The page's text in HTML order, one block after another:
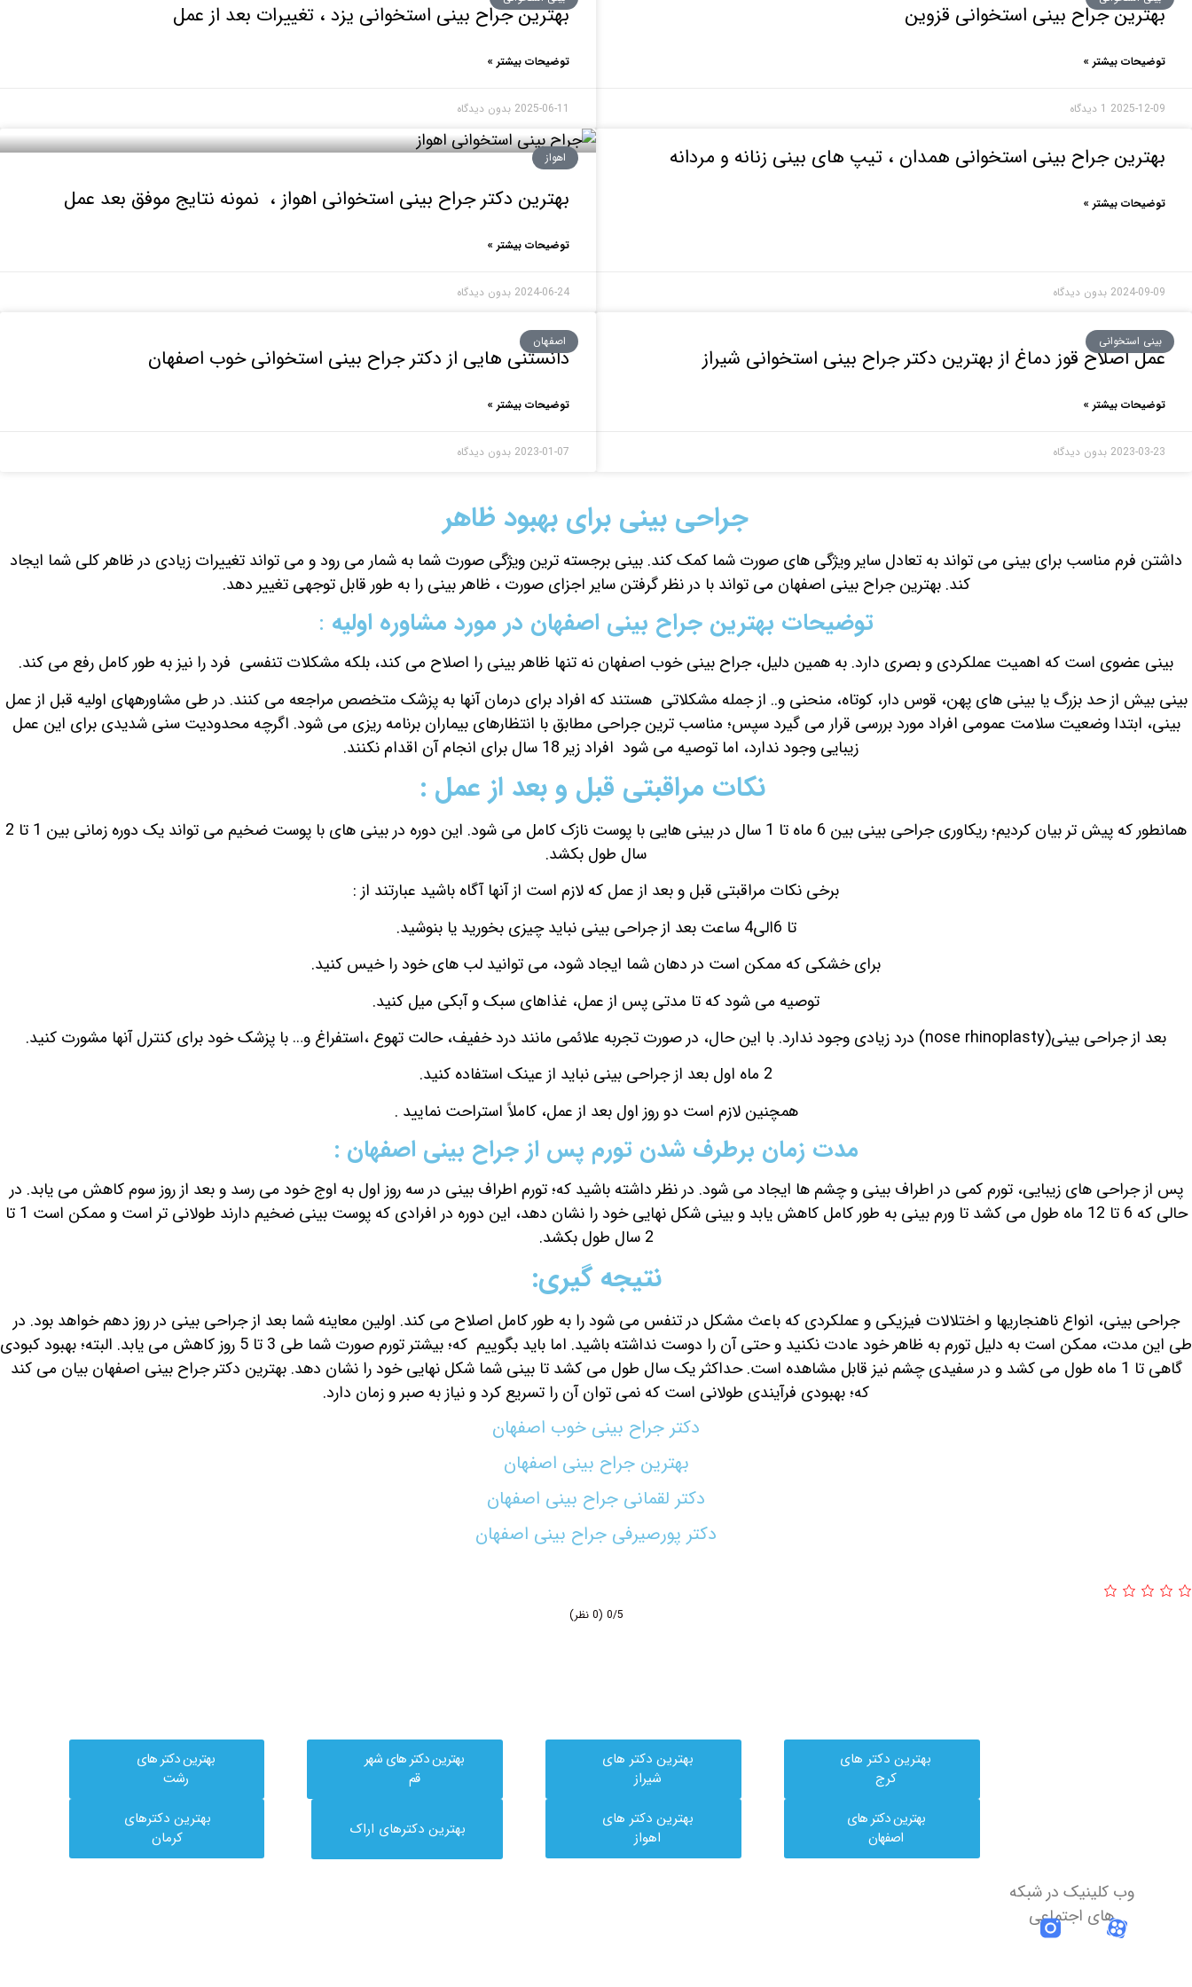
بهترین جراح بینی استخوانی قزوین
توضیحات بیشتر »
2025-12-09 1 دیدگاه
بهترین جراح بینی استخوانی یزد ، تغییرات بعد از عمل
توضیحات بیشتر »
2025-06-11 بدون دیدگاه
بهترین جراح بینی استخوانی همدان ، تیپ های بینی زنانه و مردانه
توضیحات بیشتر »
2024-09-09 بدون دیدگاه
اهواز
بهترین دکتر جراح بینی استخوانی اهواز ، نمونه نتایج موفق بعد عمل
توضیحات بیشتر »
2024-06-24 بدون دیدگاه
بینی استخوانی
عمل اصلاح قوز دماغ از بهترین دکتر جراح بینی استخوانی شیراز
توضیحات بیشتر »
2023-03-23 بدون دیدگاه
اصفهان
دانستنی هایی از دکتر جراح بینی استخوانی خوب اصفهان
توضیحات بیشتر »
2023-01-07 بدون دیدگاه
جراحی بینی برای بهبود ظاهر
داشتن فرم مناسب برای بینی می تواند به تعادل سایر ویژگی های صورت شما کمک کند. بینی برجسته ترین ویژگی صورت شما به شمار می رود و می تواند تغییرات زیادی در ظاهر کلی شما ایجاد
کند. بهترین جراح بینی اصفهان می تواند با در نظر گرفتن سایر اجزای صورت ، ظاهر بینی را به طور قابل توجهی تغییر دهد.
توضیحات بهترین جراح بینی اصفهان در مورد مشاوره اولیه :
بینی عضوی است که اهمیت عملکردی و بصری دارد. به همین دلیل، جراح بینی خوب اصفهان نه تنها ظاهر بینی را اصلاح می کند، بلکه مشکلات تنفسی فرد را نیز به طور کامل رفع می کند.
بینی بیش از حد بزرگ یا بینی های پهن، قوس دار، کوتاه، منحنی و.. از جمله مشکلاتی هستند که افراد برای درمان آنها به پزشک متخصص مراجعه می کنند. در طی مشاوره­های اولیه قبل از عمل
بینی، ابتدا وضعیت سلامت عمومی افراد مورد بررسی قرار می گیرد سپس؛ مناسب ترین جراحی مطابق با انتظارهای بیماران برنامه ریزی می شود. اگرچه محدودیت سنی شدیدی برای این عمل
زیبایی وجود ندارد، اما توصیه می شود افراد زیر 18 سال برای انجام آن اقدام نکنند.
نکات مراقبتی قبل و بعد از عمل :
همانطور که پیش تر بیان کردیم؛ ریکاوری جراحی بینی بین 6 ماه تا 1 سال در بینی هایی با پوست نازک کامل می شود. این دوره در بینی های با پوست ضخیم می تواند یک دوره زمانی بین 1 تا 2
سال طول بکشد.
برخی نکات مراقبتی قبل و بعد از عمل که لازم است از آنها آگاه باشید عبارتند از :
تا 6الی4 ساعت بعد از جراحی بینی نباید چیزی بخورید یا بنوشید.
برای خشکی که ممکن است در دهان شما ایجاد شود، می توانید لب های خود را خیس کنید.
توصیه می شود که تا مدتی پس از عمل، غذاهای سبک و آبکی میل کنید.
بعد از جراحی بینی(nose rhinoplasty) درد زیادی وجود ندارد. با این حال، در صورت تجربه علائمی مانند درد خفیف، حالت تهوع ،استفراغ و… با پزشک خود برای کنترل آنها مشورت کنید.
2 ماه اول بعد از جراحی بینی نباید از عینک استفاده کنید.
همچنین لازم است دو روز اول بعد از عمل، کاملاً استراحت نمایید .
مدت زمان برطرف شدن تورم پس از جراح بینی اصفهان :
پس از جراحی های زیبایی، تورم کمی در اطراف بینی و چشم ها ایجاد می شود. در نظر داشته باشید که؛ تورم اطراف بینی در سه روز اول به اوج خود می رسد و بعد از روز سوم کاهش می یابد. در
حالی که 6 تا 12 ماه طول می کشد تا ورم بینی به طور کامل کاهش یابد و بینی شکل نهایی خود را نشان دهد، این دوره در افرادی که پوست بینی ضخیم دارند طولانی تر است و ممکن است 1 تا
2 سال طول بکشد.
نتیجه گیری:
جراحی بینی، انواع ناهنجاری­ها و اختلالات فیزیکی و عملکردی که باعث مشکل در تنفس می شود را به طور کامل اصلاح می کند. اولین معاینه شما بعد از جراحی بینی در روز دهم خواهد بود. در
طی این مدت، ممکن است به دلیل تورم به ظاهر خود عادت نکنید و حتی آن را دوست نداشته باشید. اما باید بگوییم که؛ بیشتر تورم صورت شما طی 3 تا 5 روز کاهش می یابد. البته؛ بهبود کبودی
گاهی تا 1 ماه طول می کشد و در سفیدی چشم نیز قابل مشاهده است. حداکثر یک سال طول می کشد تا بینی شما شکل نهایی خود را نشان دهد. بهترین دکتر جراح بینی اصفهان بیان می کند
که؛ بهبودی فرآیندی طولانی است که نمی توان آن را تسریع کرد و نیاز به صبر و زمان دارد.
دکتر جراح بینی خوب اصفهان
بهترین جراح بینی اصفهان
دکتر لقمانی جراح بینی اصفهان
دکتر پورصیرفی جراح بینی اصفهان
0/5 (0 نظر)
وب کلینیک در شبکه
های اجتماعی
بهترین دکتر های
کرج
بهترین دکتر های
اصفهان
بهترین دکتر های
شیراز
بهترین دکتر های
اهواز
بهترین دکتر های شهر
قم
بهترین دکترهای اراک
بهترین دکتر های
رشت
بهترین دکترهای
کرمان